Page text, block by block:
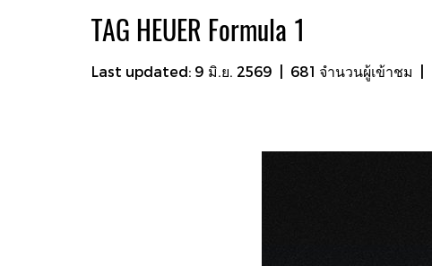
TAG HEUER Formula 1
Last updated: 9 มิ.ย. 2569 681 จำนวนผู้เข้าชม